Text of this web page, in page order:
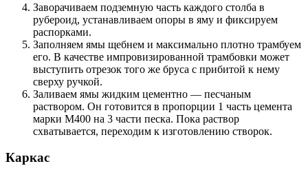
Заворачиваем подземную часть каждого столба в
рубероид, устанавливаем опоры в яму и фиксируем
распорками.
Заполняем ямы щебнем и максимально плотно трамбуем
его. В качестве импровизированной трамбовки может
выступить отрезок того же бруса с прибитой к нему
сверху ручкой.
Заливаем ямы жидким цементно — песчаным
раствором. Он готовится в пропорции 1 часть цемента
марки М400 на 3 части песка. Пока раствор
схватывается, переходим к изготовлению створок.
Каркас